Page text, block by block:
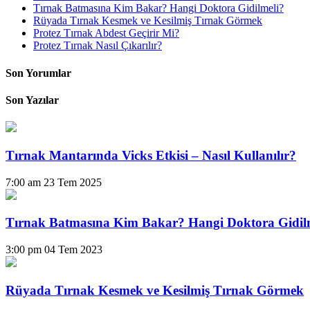
Tırnak Batmasına Kim Bakar? Hangi Doktora Gidilmeli?
Rüyada Tırnak Kesmek ve Kesilmiş Tırnak Görmek
Protez Tırnak Abdest Geçirir Mi?
Protez Tırnak Nasıl Çıkarılır?
Son Yorumlar
Son Yazılar
Tırnak Mantarında Vicks Etkisi – Nasıl Kullanılır?
7:00 am 23 Tem 2025
Tırnak Batmasına Kim Bakar? Hangi Doktora
3:00 pm 04 Tem 2023
Rüyada Tırnak Kesmek ve Kesilmiş Tırnak Görmek